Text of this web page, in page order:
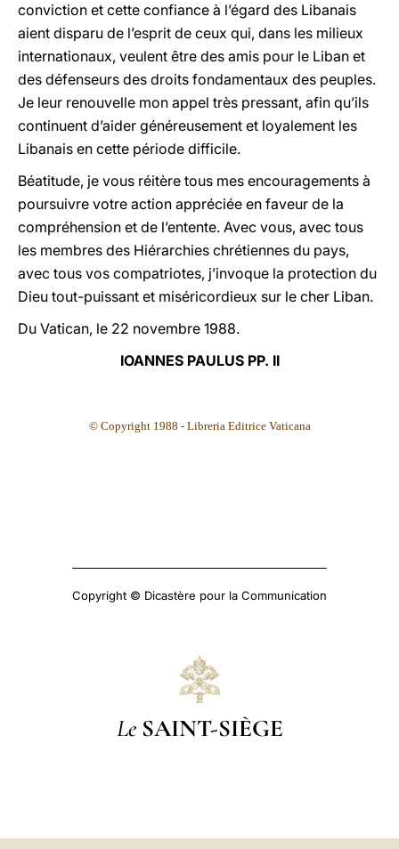
conviction et cette confiance à l’égard des Libanais
aient disparu de l’esprit de ceux qui, dans les milieux
internationaux, veulent être des amis pour le Liban et
des défenseurs des droits fondamentaux des peuples.
Je leur renouvelle mon appel très pressant, afin qu’ils
continuent d’aider généreusement et loyalement les
Libanais en cette période difficile.
Béatitude, je vous réitère tous mes encouragements à
poursuivre votre action appréciée en faveur de la
compréhension et de l’entente. Avec vous, avec tous
les membres des Hiérarchies chrétiennes du pays,
avec tous vos compatriotes, j’invoque la protection du
Dieu tout-puissant et miséricordieux sur le cher Liban.
Du Vatican, le 22 novembre 1988.
IOANNES PAULUS PP. II
© Copyright 1988 - Libreria Editrice Vaticana
Copyright © Dicastère pour la Communication
Le SAINT-SIÈGE